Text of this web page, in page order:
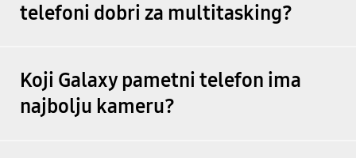
telefoni dobri za multitasking?
Koji Galaxy pametni telefon ima
najbolju kameru?